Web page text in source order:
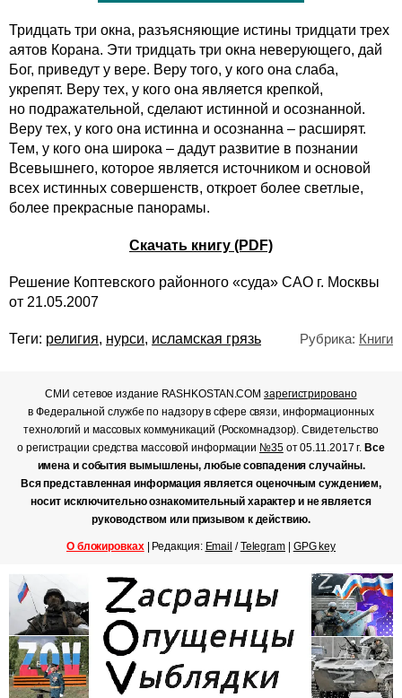
Тридцать три окна, разъясняющие истины тридцати трех
аятов Корана. Эти тридцать три окна неверующего, дай
Бог, приведут у вере. Веру того, у кого она слаба,
укрепят. Веру тех, у кого она является крепкой,
но подражательной, сделают истинной и осознанной.
Веру тех, у кого она истинна и осознанна – расширят.
Тем, у кого она широка – дадут развитие в познании
Всевышнего, которое является источником и основой
всех истинных совершенств, откроет более светлые,
более прекрасные панорамы.
Скачать книгу (PDF)
Решение Коптевского районного «суда» САО г. Москвы
от 21.05.2007
Теги: религия, нурси, исламская грязь Рубрика: Книги
СМИ сетевое издание RASHKOSTAN.COMзарегистрировано
в Федеральной службе по надзору в сфере связи, информационных
технологий и массовых коммуникаций (Роскомнадзор). Свидетельство
о регистрации средства массовой информации №35от 05.11.2017 г.Все
имена и события вымышлены, любые совпадения случайны.
Вся представленная информация является оценочным суждением,
носит исключительно ознакомительный характер и не является
руководством или призывом к действию.
О блокировках| Редакция: Email /Telegram| GPG key